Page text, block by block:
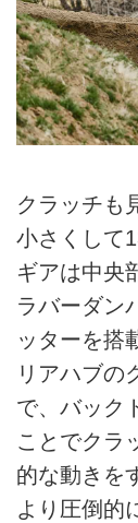
クラッチも
小さくして
ギアは中央
ラバーダン
ッターを搭
リアハブの
で、バック
ことでクラ
的な動きを
より圧倒的